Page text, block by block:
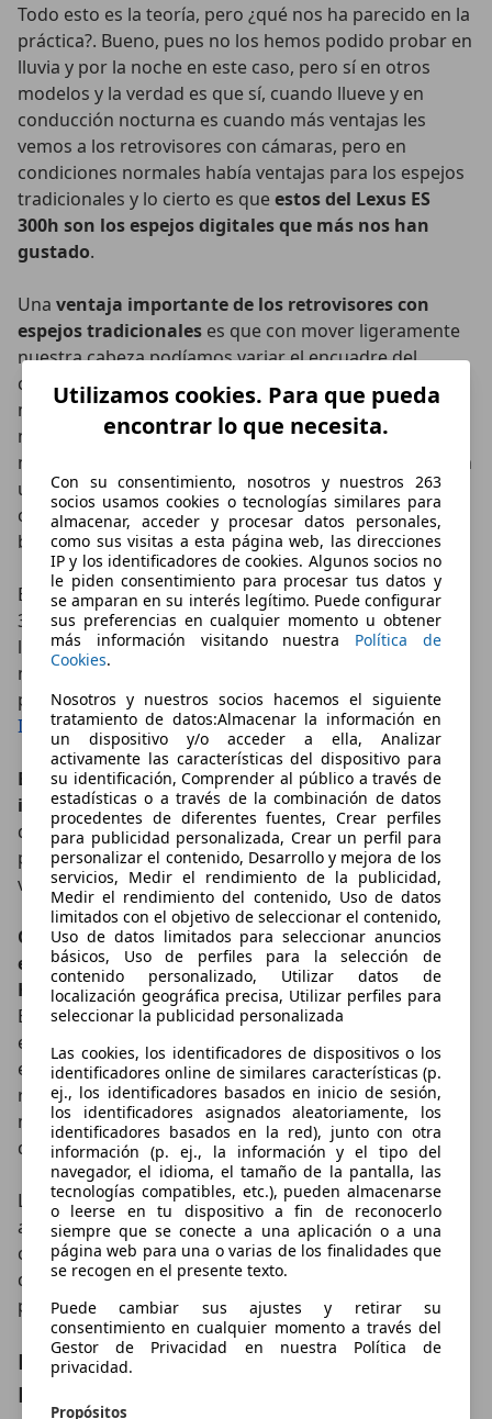
Utilizamos cookies. Para que pueda
encontrar lo que necesita.
Con su consentimiento, nosotros y nuestros 263
socios usamos cookies o tecnologías similares para
almacenar, acceder y procesar datos personales,
como sus visitas a esta página web, las direcciones
IP y los identificadores de cookies. Algunos socios no
le piden consentimiento para procesar tus datos y
se amparan en su interés legítimo. Puede configurar
sus preferencias en cualquier momento u obtener
más información visitando nuestra Política de
Cookies.
Nosotros y nuestros socios hacemos el siguiente
tratamiento de datos:Almacenar la información en
un dispositivo y/o acceder a ella, Analizar
activamente las características del dispositivo para
su identificación, Comprender al público a través de
estadísticas o a través de la combinación de datos
procedentes de diferentes fuentes, Crear perfiles
para publicidad personalizada, Crear un perfil para
personalizar el contenido, Desarrollo y mejora de los
servicios, Medir el rendimiento de la publicidad,
Medir el rendimiento del contenido, Uso de datos
limitados con el objetivo de seleccionar el contenido,
Uso de datos limitados para seleccionar anuncios
básicos, Uso de perfiles para la selección de
contenido personalizado, Utilizar datos de
localización geográfica precisa, Utilizar perfiles para
seleccionar la publicidad personalizada
Las cookies, los identificadores de dispositivos o los
identificadores online de similares características (p.
ej., los identificadores basados en inicio de sesión,
los identificadores asignados aleatoriamente, los
identificadores basados en la red), junto con otra
información (p. ej., la información y el tipo del
navegador, el idioma, el tamaño de la pantalla, las
tecnologías compatibles, etc.), pueden almacenarse
o leerse en tu dispositivo a fin de reconocerlo
siempre que se conecte a una aplicación o a una
página web para una o varias de los finalidades que
se recogen en el presente texto.
Puede cambiar sus ajustes y retirar su
consentimiento en cualquier momento a través del
Gestor de Privacidad en nuestra Política de
privacidad.
Propósitos
Todo esto es la teoría, pero ¿qué nos ha parecido en la
práctica?. Bueno, pues no los hemos podido probar en
lluvia y por la noche en este caso, pero sí en otros
modelos y la verdad es que sí, cuando llueve y en
conducción nocturna es cuando más ventajas les
vemos a los retrovisores con cámaras, pero en
condiciones normales había ventajas para los espejos
tradicionales y lo cierto es queestos del Lexus ES
300h son los espejos digitales que más nos han
gustado.
Una ventaja importante de los retrovisores con
espejos tradicionales es que con mover ligeramente
nuestra cabeza podíamos variar el encuadre del
campo de visión que veíamos en el retrovisor. De este
modo podíamos ver el costado del coche o "abrir"
nuestro ángulo de visión para ver el tráfico cuando
nos vamos a incorporar a una autovía, por ejemplo. En
un sistema de retrovisor con cámara, para cambiar el
campo de visión tenemos que mover la cámara, no
basta con mover ligeramente la cabeza.
Este inconveniente lo han solucionado en el Lexus ES
300h 2021 por que, cuando ponemos el intermitente,
la pantalla se pone en modo panorámico y nos
muestra un campo de visión muchísimo mayor, como
puedes ver en estevídeo demostrativo que subimos al
Instagram de Autoscout24 España .
Esta vista panorámica no sólo se activa al poner el
intermitente, también cuando abrimos la puerta
de modo que así evitamos llevarnos por delante un
peatón, un ciclista, un motorista o cualquier otro
vehículo cuando nos vamos a bajar del coche.
Otro motivo por el cual nos han gustado más los
espejos digitales del Lexus ES 300h 2021 que los del
Honda o el Audi es la posición de las pantallas.
Están muy bien ubicadas y nuestros ojos se las
encuentran mientras hacen el movimiento al que
están acostumbrados para ver los espejos
retrovisores. Se ven bien y no necesitamos perder
mucho de vista la carretera para ver lo que pasa por
detrás de nosotros y a los lados.
Lo que sigue sin gustarnos demasiado es que, debido
a la frecuencia de refresco de la cámara y la pantalla,
cuando detrás llevamos un coche con faros o luces
diurnas led, parece que van dándonos destellos
porque sus luces parpadean.
Lexus ES 300h 2021: gama y precios en
España